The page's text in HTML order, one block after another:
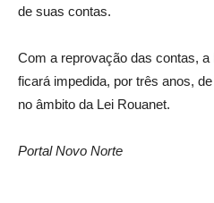
de suas contas.
Com a reprovação das contas,
ficará impedida, por três anos,
no âmbito da Lei Rouanet.
Portal Novo Norte